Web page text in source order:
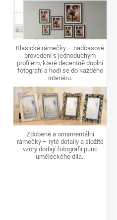
Klasické rámečky – nadčasové
provedení s jednoduchým
profilem, které decentně doplní
fotografii a hodí se do každého
interiéru.
Zdobené a ornamentální
rámečky – ryté detaily a složité
vzory dodají fotografii punc
uměleckého díla.